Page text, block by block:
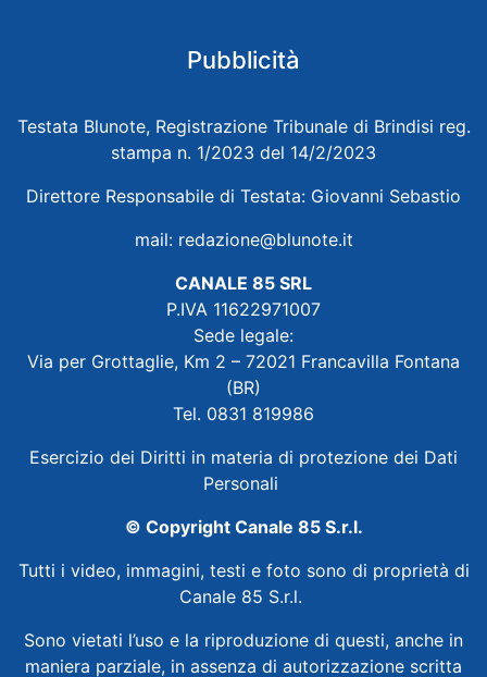
Pubblicità
Testata Blunote, Registrazione Tribunale di Brindisi reg.
stampa n. 1/2023 del 14/2/2023
Direttore Responsabile di Testata: Giovanni Sebastio
mail: redazione@blunote.it
CANALE 85 SRL
P.IVA 11622971007
Sede legale:
Via per Grottaglie, Km 2 – 72021 Francavilla Fontana
(BR)
Tel. 0831 819986
Esercizio dei Diritti in materia di protezione dei Dati
Personali
© Copyright Canale 85 S.r.l.
Tutti i video, immagini, testi e foto sono di proprietà di
Canale 85 S.r.l.
Sono vietati l’uso e la riproduzione di questi, anche in
maniera parziale, in assenza di autorizzazione scritta